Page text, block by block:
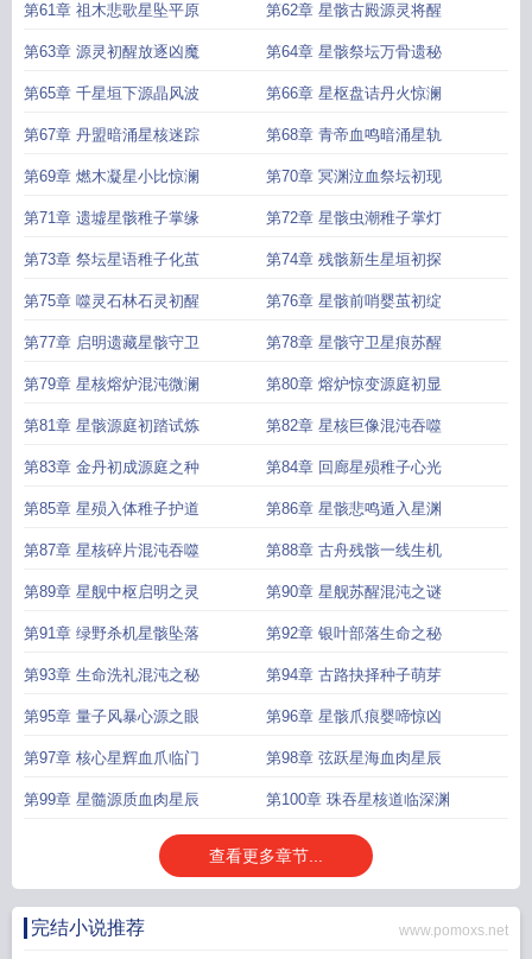
第61章 祖木悲歌星坠平原 第62章 星骸古殿源灵将醒
第63章 源灵初醒放逐凶魔 第64章 星骸祭坛万骨遗秘
第65章 千星垣下源晶风波 第66章 星枢盘诘丹火惊澜
第67章 丹盟暗涌星核迷踪 第68章 青帝血鸣暗涌星轨
第69章 燃木凝星小比惊澜 第70章 冥渊泣血祭坛初现
第71章 遗墟星骸稚子掌缘 第72章 星骸虫潮稚子掌灯
第73章 祭坛星语稚子化茧 第74章 残骸新生星垣初探
第75章 噬灵石林石灵初醒 第76章 星骸前哨婴茧初绽
第77章 启明遗藏星骸守卫 第78章 星骸守卫星痕苏醒
第79章 星核熔炉混沌微澜 第80章 熔炉惊变源庭初显
第81章 星骸源庭初踏试炼 第82章 星核巨像混沌吞噬
第83章 金丹初成源庭之种 第84章 回廊星殒稚子心光
第85章 星殒入体稚子护道 第86章 星骸悲鸣遁入星渊
第87章 星核碎片混沌吞噬 第88章 古舟残骸一线生机
第89章 星舰中枢启明之灵 第90章 星舰苏醒混沌之谜
第91章 绿野杀机星骸坠落 第92章 银叶部落生命之秘
第93章 生命洗礼混沌之秘 第94章 古路抉择种子萌芽
第95章 量子风暴心源之眼 第96章 星骸爪痕婴啼惊凶
第97章 核心星辉血爪临门 第98章 弦跃星海血肉星辰
第99章 星髓源质血肉星辰 第100章 珠吞星核道临深渊
查看更多章节...
完结小说推荐 www.pomoxs.net